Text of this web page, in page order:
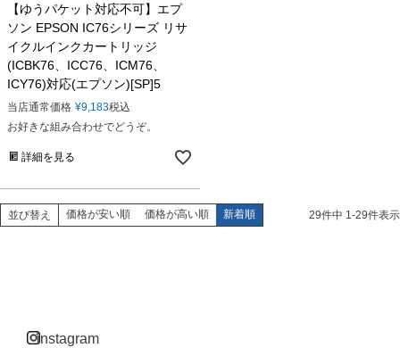
【ゆうパケット対応不可】エプ
ソン EPSON IC76シリーズ リサ
イクルインクカートリッジ
(ICBK76、ICC76、ICM76、
ICY76)対応(エプソン)[SP]5
当店通常価格 ¥9,183税込
お好きな組み合わせでどうぞ。
詳細を見る
並び替え 価格が安い順 価格が高い順 新着順 29件中 1-29件表示
instagram